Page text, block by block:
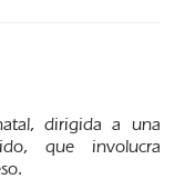
dirigida a una
que involucra